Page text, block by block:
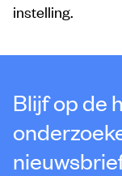
instelling.
Blijf op de